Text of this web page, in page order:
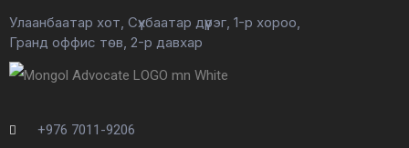
Улаанбаатар хот, Сүхбаатар дүүрэг, 1-р хороо,
Гранд оффис төв, 2-р давхар
+976 7011-9206